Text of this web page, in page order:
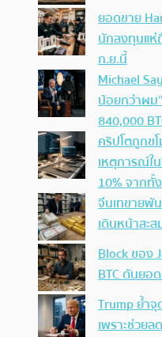
ยอดขาย
นักลงทุนแห่
ก.ย.นี้
Michael
น้อยกว่าผม
840,000
คริปโตถูกข
เหตุการณ์ใ
10% จากทั้
จีนเทขายพั
เดินหน้าสะ
Block ของ
BTC ดันยอ
Trump ย้ำ
เพราะช่วย